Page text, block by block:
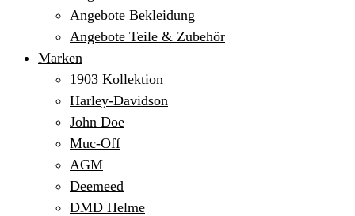
Angebote Bekleidung
Angebote Teile & Zubehör
Marken
1903 Kollektion
Harley-Davidson
John Doe
Muc-Off
AGM
Deemeed
DMD Helme